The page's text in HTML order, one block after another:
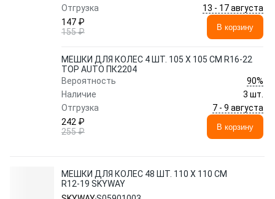
Отгрузка
13 - 17 августа
147 ₽
155 ₽
В корзину
МЕШКИ ДЛЯ КОЛЕС 4 ШТ. 105 Х 105 СМ R16-22
TOP AUTO ПК2204
Вероятность
90%
Наличие
3 шт.
Отгрузка
7 - 9 августа
242 ₽
255 ₽
В корзину
МЕШКИ ДЛЯ КОЛЕС 48 ШТ. 110 Х 110 СМ
R12-19 SKYWAY